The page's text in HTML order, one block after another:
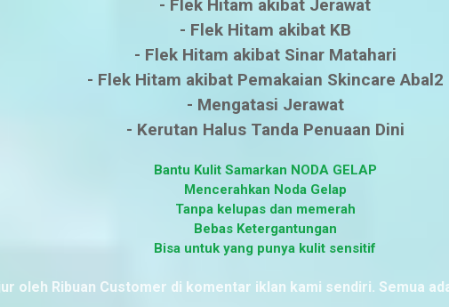
- Flek Hitam akibat Jerawat
- Flek Hitam akibat KB
- Flek Hitam akibat Sinar Matahari
- Flek Hitam akibat Pemakaian Skincare Abal2
- Mengatasi Jerawat
- Kerutan Halus Tanda Penuaan Dini
Bantu Kulit Samarkan NODA GELAP
Mencerahkan Noda Gelap
Tanpa kelupas dan memerah
Bebas Ketergantungan
Bisa untuk yang punya kulit sensitif
oleh Ribuan Customer di komentar iklan kami sendiri. Semua